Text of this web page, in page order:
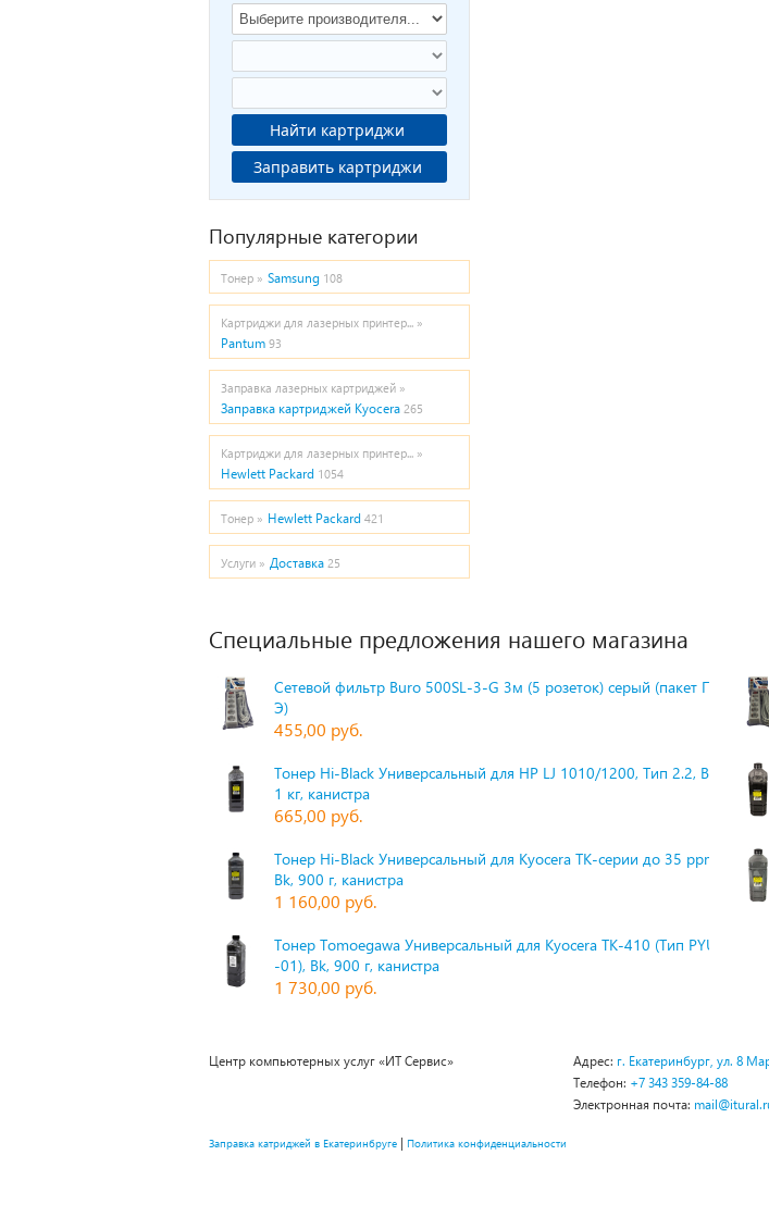
Найти картриджи
Заправить картриджи
Популярные категории
Тонер » Samsung 108
Картриджи для лазерных принтер... »
Pantum 93
Заправка лазерных картриджей »
Заправка картриджей Kyocera 265
Картриджи для лазерных принтер... »
Hewlett Packard 1054
Тонер » Hewlett Packard 421
Услуги » Доставка 25
Специальные предложения нашего магазина
Сетевой фильтр Buro 500SL-3-G 3м (5 розеток) серый (пакет П
Э)
455,00 руб.
Тонер Hi-Black Универсальный для HP LJ 1010/1200, Тип 2.2, Bk,
1 кг, канистра
665,00 руб.
Тонер Hi-Black Универсальный для Kyocera TK-серии до 35 ppm,
Bk, 900 г, канистра
1 160,00 руб.
Тонер Tomoegawa Универсальный для Kyocera TK-410 (Тип PYU
-01), Bk, 900 г, канистра
1 730,00 руб.
Центр компьютерных услуг «ИТ Сервис» Адрес: г. Екатеринбург, ул. 8
Телефон: +7 343 359-84-88
Электронная почта:
Заправка катриджей в Екатеринбруге | Политика конфиденциальности